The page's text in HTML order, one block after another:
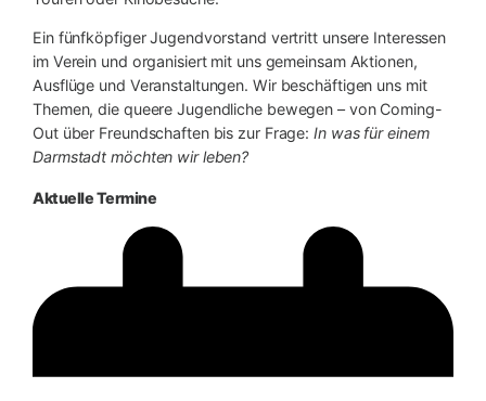
Ein fünfköpfiger Jugendvorstand vertritt unsere Interessen
im Verein und organisiert mit uns gemeinsam Aktionen,
Ausflüge und Veranstaltungen. Wir beschäftigen uns mit
Themen, die queere Jugendliche bewegen – von Coming-
Out über Freundschaften bis zur Frage:In was für einem
Darmstadt möchten wir leben?
Aktuelle Termine